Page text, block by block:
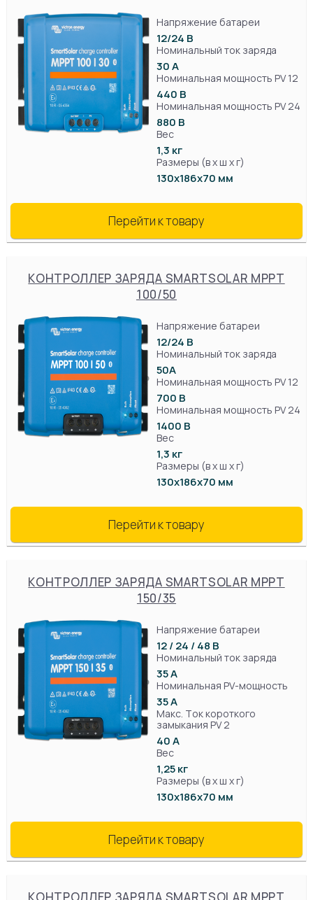
Напряжение батареи
12/24 В
Номинальный ток заряда
30 А
Номинальная мощность PV 12
440 В
Номинальная мощность PV 24
880 В
Вес
1,3 кг
Размеры (в х ш х г)
130х186х70 мм
Перейти к товару
КОНТРОЛЛЕР ЗАРЯДА SMARTSOLAR MPPT
100/50
Напряжение батареи
12/24 В
Номинальный ток заряда
50А
Номинальная мощность PV 12
700 В
Номинальная мощность PV 24
1400 В
Вес
1,3 кг
Размеры (в х ш х г)
130х186х70 мм
Перейти к товару
КОНТРОЛЛЕР ЗАРЯДА SMARTSOLAR MPPT
150/35
Напряжение батареи
12 / 24 / 48 В
Номинальный ток заряда
35 А
Номинальная PV-мощность
35 А
Макс. Ток короткого
замыкания PV 2
40 А
Вес
1,25 кг
Размеры (в х ш х г)
130х186х70 мм
Перейти к товару